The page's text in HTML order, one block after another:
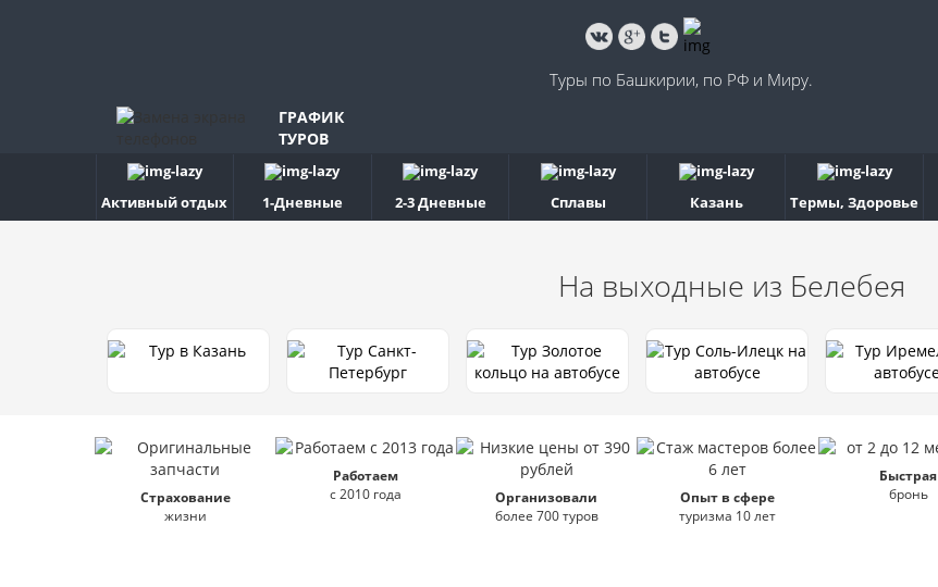
Туры по Башкирии, по РФ и Миру.
ГРАФИК
ТУРОВ
Активный отдых 1-Дневные 2-3 Дневные Сплавы Казань Термы, Здоровье
На выходные из Белебея
Страхование
жизни
Работаем
с 2010 года
Организовали
более 700 туров
Опыт в сфере
туризма 10 лет
Быстрая
бронь